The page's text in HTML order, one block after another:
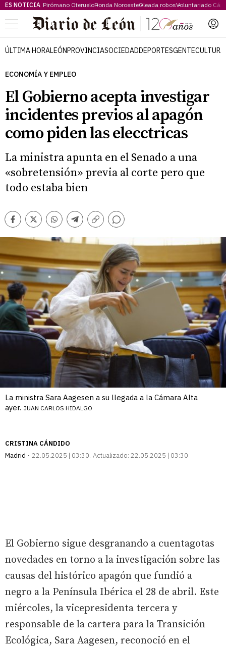
ES NOTICIA Pirómano OterueloRonda NoroesteOleada robosVoluntariado
Menú
ÚLTIMA HORALEÓNPROVINCIASOCIEDADDEPORTESGENTECULTURA
ECONOMÍA Y EMPLEO
El Gobierno acepta investigar
incidentes previos al apagón
como piden las elecctricas
La ministra apunta en el Senado a una
«sobretensión» previa al corte pero que
todo estaba bien
Facebook
TwitterWhatsappTelegram
Copiar
Comentarios
La ministra Sara Aagesen a su llegada a la Cámara Alta
ayer. JUAN CARLOS HIDALGO
CRISTINA CÁNDIDO
Madrid
22.05.2025 | 03:30 Actualizado: 22.05.2025 | 03:30
El Gobierno sigue desgranando a cuentagotas
novedades en torno a la investigación sobre las
causas del histórico apagón que fundió a
negro a la Península Ibérica el 28 de abril. Este
miércoles, la vicepresidenta tercera y
responsable de la cartera para la Transición
Ecológica, Sara Aagesen, reconoció en el